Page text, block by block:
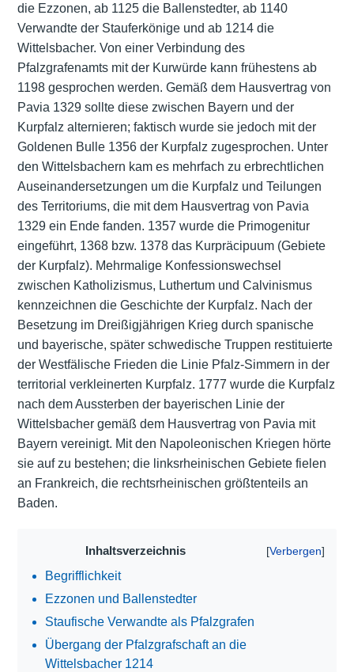
die Ezzonen, ab 1125 die Ballenstedter, ab 1140
Verwandte der Stauferkönige und ab 1214 die
Wittelsbacher. Von einer Verbindung des
Pfalzgrafenamts mit der Kurwürde kann frühestens ab
1198 gesprochen werden. Gemäß dem Hausvertrag von
Pavia 1329 sollte diese zwischen Bayern und der
Kurpfalz alternieren; faktisch wurde sie jedoch mit der
Goldenen Bulle 1356 der Kurpfalz zugesprochen. Unter
den Wittelsbachern kam es mehrfach zu erbrechtlichen
Auseinandersetzungen um die Kurpfalz und Teilungen
des Territoriums, die mit dem Hausvertrag von Pavia
1329 ein Ende fanden. 1357 wurde die Primogenitur
eingeführt, 1368 bzw. 1378 das Kurpräcipuum (Gebiete
der Kurpfalz). Mehrmalige Konfessionswechsel
zwischen Katholizismus, Luthertum und Calvinismus
kennzeichnen die Geschichte der Kurpfalz. Nach der
Besetzung im Dreißigjährigen Krieg durch spanische
und bayerische, später schwedische Truppen restituierte
der Westfälische Frieden die Linie Pfalz-Simmern in der
territorial verkleinerten Kurpfalz. 1777 wurde die Kurpfalz
nach dem Aussterben der bayerischen Linie der
Wittelsbacher gemäß dem Hausvertrag von Pavia mit
Bayern vereinigt. Mit den Napoleonischen Kriegen hörte
sie auf zu bestehen; die linksrheinischen Gebiete fielen
an Frankreich, die rechtsrheinischen größtenteils an
Baden.
Inhaltsverzeichnis
Begrifflichkeit
Ezzonen und Ballenstedter
Staufische Verwandte als Pfalzgrafen
Übergang der Pfalzgrafschaft an die
Wittelsbacher 1214